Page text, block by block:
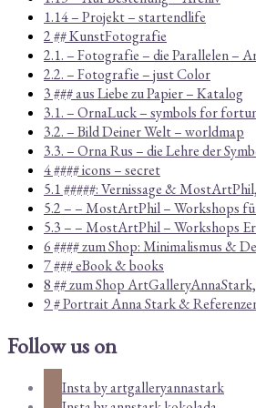
1.14 – Projekt – startendlife
2 ## KunstFotografie
2.1. – Fotografie – die Parallelen –
2.2. – Fotografie – just Color
3 ### aus Liebe zu Papier – Katalog
3.1. – OrnaLuck – symbols for
3.2. – Bild Deiner Welt – worldmap
3.3. – Orna Rus – die Lehre der
4 #### icons – secret
5.1 #####: Vernissage &
5.2 – – MostArtPhil – Workshops
5.3 – – MostArtPhil – Workshops
6 #### zum Shop: Minimalismus &
7 ### eBook & books
8 ## zum Shop
9 # Portrait Anna Stark &
Follow us on
Insta by artgalleryannastark